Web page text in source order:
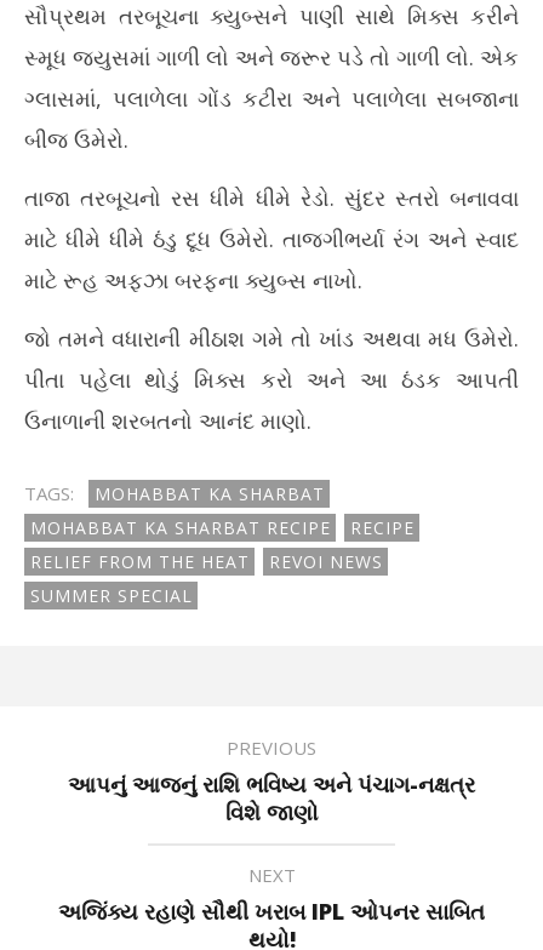
સૌપ્રથમ તરબૂચના ક્યુબ્સને પાણી સાથે મિક્સ કરીને
સ્મૂધ જ્યુસમાં ગાળી લો અને જરૂર પડે તો ગાળી લો. એક
ગ્લાસમાં, પલાળેલા ગોંડ કટીરા અને પલાળેલા સબજાના
બીજ ઉમેરો.
તાજા તરબૂચનો રસ ધીમે ધીમે રેડો. સુંદર સ્તરો બનાવવા
માટે ધીમે ધીમે ઠંડુ દૂધ ઉમેરો. તાજગીભર્યા રંગ અને સ્વાદ
માટે રૂહ અફઝા બરફના ક્યુબ્સ નાખો.
જો તમને વધારાની મીઠાશ ગમે તો ખાંડ અથવા મધ ઉમેરો.
પીતા પહેલા થોડું મિક્સ કરો અને આ ઠંડક આપતી
ઉનાળાની શરબતનો આનંદ માણો.
TAGS:
MOHABBAT KA SHARBAT
MOHABBAT KA SHARBAT RECIPE
RECIPE
RELIEF FROM THE HEAT
REVOI NEWS
SUMMER SPECIAL
PREVIOUS
આપનું આજનું રાશિ ભવિષ્ય અને પંચાગ-નક્ષત્ર
વિશે જાણો
NEXT
અજિંક્ય રહાણે સૌથી ખરાબ IPL ઓપનર સાબિત
થયો!